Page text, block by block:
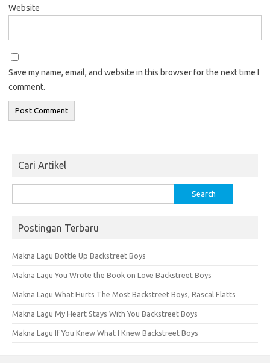
Website
Save my name, email, and website in this browser for the next time I
comment.
Cari Artikel
for:
Postingan Terbaru
Makna Lagu Bottle Up Backstreet Boys
Makna Lagu You Wrote the Book on Love Backstreet Boys
Makna Lagu What Hurts The Most Backstreet Boys, Rascal Flatts
Makna Lagu My Heart Stays With You Backstreet Boys
Makna Lagu If You Knew What I Knew Backstreet Boys